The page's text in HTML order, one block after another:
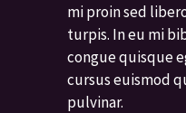
mi proin sed
turpis. In eu mi
congue quisque
cursus euismod
pulvinar.